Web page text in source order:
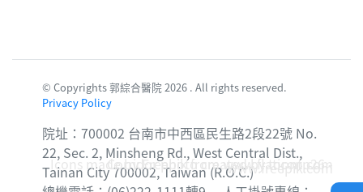
© Copyrights 郭綜合醫院 2026 . All rights reserved.
Privacy Policy
院址：700002 台南市中西區民生路2段22號 No.
22, Sec. 2, Minsheng Rd., West Central Dist.,
Tainan City 700002, Taiwan (R.O.C.)
Icons made byFreepikfromwww.flaticon.com
Corridor photo created by topntp26 -
www.freepik.com